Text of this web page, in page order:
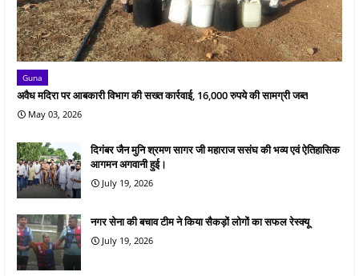
Guna
अवैध मदिरा पर आबकारी विभाग की सख्त कार्रवाई, 16,000 रुपये की सामग्री जब्त
May 03, 2026
दिगंबर जैन मुनि श्रमण सागर जी महाराज ससंघ की भव्य एवं ऐतिहासिक
आगमन अगवानी हुई।
July 19, 2026
नगर सेना की बचाव टीम ने किया सैकड़ों लोगों का सफल रेस्क्यू
July 19, 2026